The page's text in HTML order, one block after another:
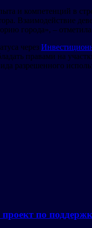
и компетенций в
Взаимодействие
города», –
через
правами на
разрешенного
по